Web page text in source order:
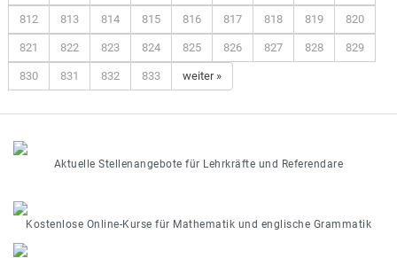
812 813 814 815 816 817 818 819 820
821 822 823 824 825 826 827 828 829
830 831 832 833 weiter »
Aktuelle Stellenangebote für Lehrkräfte und Referendare
Kostenlose Online-Kurse für Mathematik und englische Grammatik